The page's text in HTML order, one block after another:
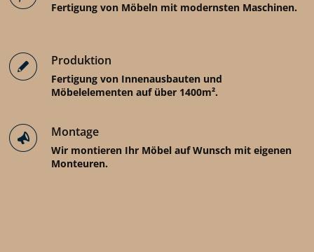
Fertigung von Möbeln mit modernsten Maschinen.
Produktion
Fertigung von Innenausbauten und
Möbelelementen auf über 1400m².
Montage
Wir montieren Ihr Möbel auf Wunsch mit eigenen
Monteuren.